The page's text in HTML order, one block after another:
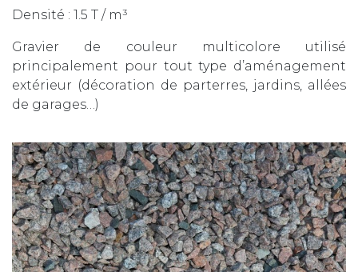
Densité : 1.5 T / m³
Gravier de couleur multicolore utilisé
principalement pour tout type d’aménagement
extérieur (décoration de parterres, jardins, allées
de garages…)